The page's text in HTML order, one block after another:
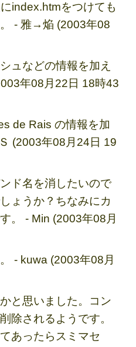
index.htmをつけても
- 雅→焔 (2003年08
ュなどの情報を加え
年08月22日 18時43
de Rais の情報を加
(2003年08月24日 19
ド名を消したいので
ょうか？ちなみにカ
。 - Min (2003年08月
- kuwa (2003年08月
と思いました。コン
除されるようです。
あったらスミマセ